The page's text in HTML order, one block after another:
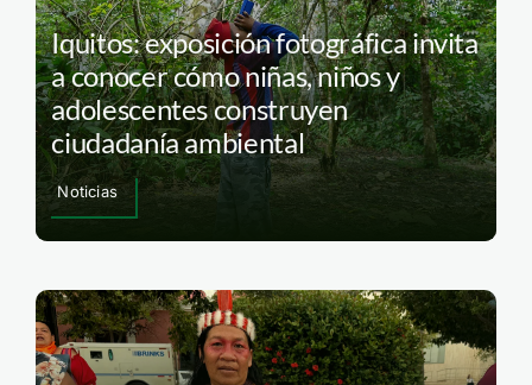
Iquitos: exposición fotográfica invita
a conocer cómo niñas, niños y
adolescentes construyen
ciudadanía ambiental
Noticias